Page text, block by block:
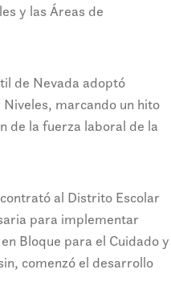
y las Áreas de
de Nevada adoptó
marcando un hito
de la fuerza laboral de la
al Distrito Escolar
para implementar
Bloque para el Cuidado y
comenzó el desarrollo